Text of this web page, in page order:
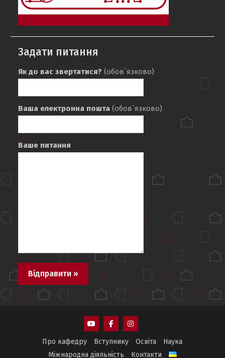
Задати питання
Як до вас звертатися? (обов`язково)
Ваша електронна пошта (обов`язково)
Ваше питання
Youtube Facebook
Про кафедру Вступнику Освіта
Наука
Міжнародна діяльність
Контакти